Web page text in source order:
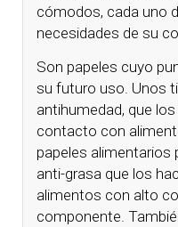
cómodos, cada uno
necesidades de su
Son papeles cuyo
su futuro uso. Unos
antihumedad, que
contacto con
papeles alimentarios
anti-grasa que los
alimentos con alto
componente.